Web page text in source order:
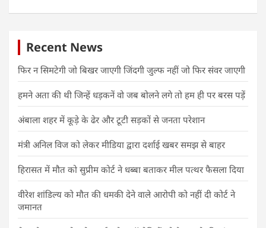
Recent News
फिर न सिमटेगी जो बिखर जाएगी जिंदगी जुल्फ नहीं जो फिर संवर जाएगी
हमने अता की थी जिन्हें धड़कनें वो जब बोलने लगे तो हम ही पर बरस पड़ें
अंबाला शहर में कूड़े के ढेर और टूटी सड़कों से जनता परेशान
मंत्री अनिल विज को लेकर मीडिया द्वारा दर्शाई खबर समझ से बाहर
हिरासत में मौत को सुप्रीम कोर्ट ने धब्बा बताकर मील पत्थर फैसला दिया
वीरेश शांडिल्य को मौत की धमकी देने वाले आरोपी को नहीं दी कोर्ट ने
जमानत